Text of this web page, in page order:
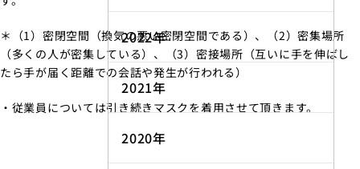
＊（1）密閉空間（換気の悪い密閉空間である）、（2）密集場所
（多くの人が密集している）、（3）密接場所（互いに手を伸ばし
たら手が届く距離での会話や発生が行われる）
・従業員については引き続きマスクを着用させて頂きます。
2022年
2021年
2020年